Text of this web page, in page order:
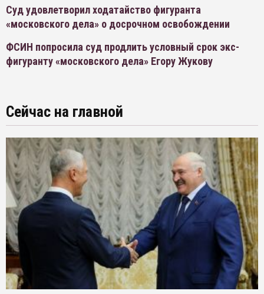
Суд удовлетворил ходатайство фигуранта
«московского дела» о досрочном освобождении
ФСИН попросила суд продлить условный срок экс-
фигуранту «московского дела» Егору Жукову
Сейчас на главной